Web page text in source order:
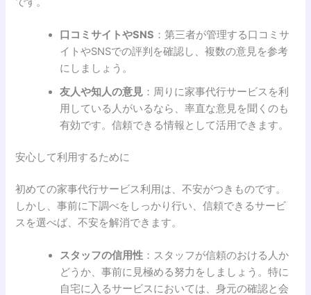
口コミサイトやSNS ：第三者が管理する口コミサ
イトやSNSでの評判を確認し、複数の意見を参考
にしましょう。
友人や知人の意見 ：周りに家事代行サービスを利
用している人がいるなら、率直な意見を聞くのも
有効です。信頼できる情報として活用できます。
安心して利用するために
初めての家事代行サービス利用は、不安がつきものです。
しかし、事前に下調べをしっかり行い、信頼できるサービ
スを選べば、不安を解消できます。
スタッフの信用性 ：スタッフが信頼のおける人か
どうか、事前に見極める努力をしましょう。特に
自宅に入るサービスにおいては、身元の確認と会